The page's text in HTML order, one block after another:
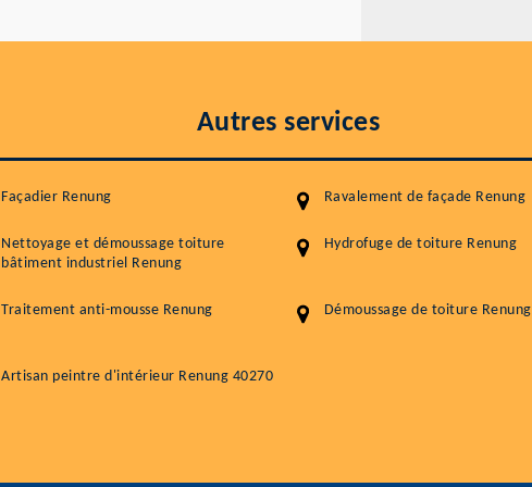
Autres services
Façadier Renung Ravalement de façade Renung
Nettoyage et démoussage toiture
bâtiment industriel Renung
Hydrofuge de toiture Renung
Traitement anti-mousse Renung Démoussage de toiture Renung
Artisan peintre d'intérieur Renung 40270